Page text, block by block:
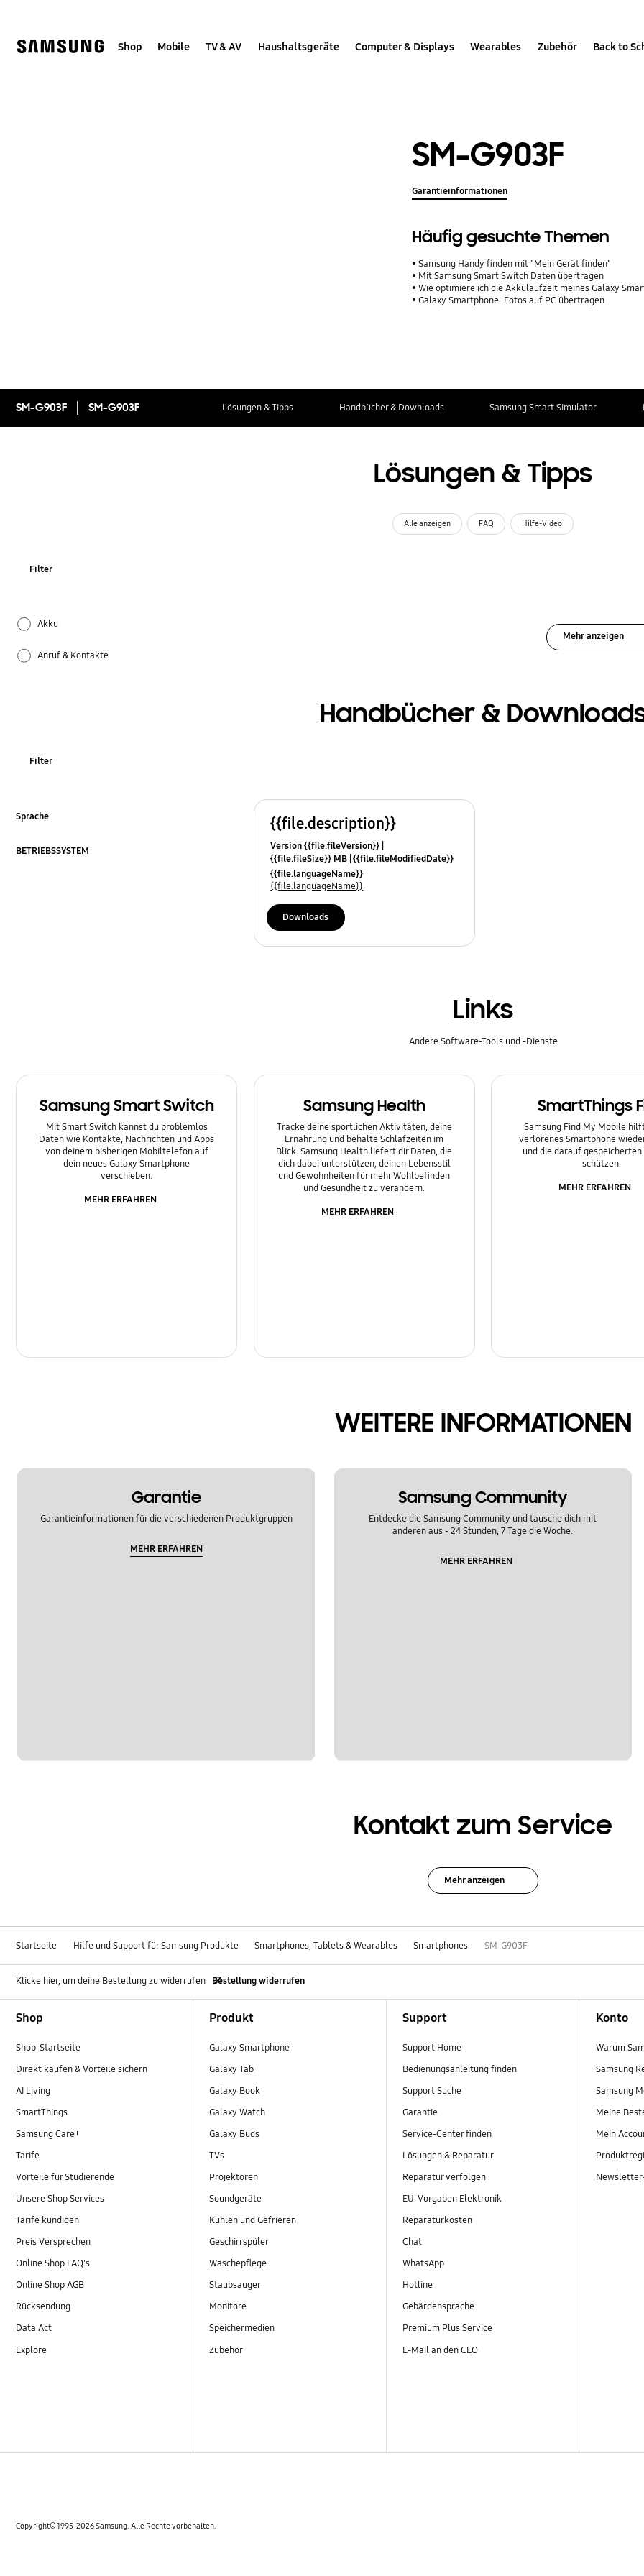
help
Shop Mobile TV & AV Haushaltsgeräte Computer & Displays Wearables Zubehör Back to
SM-G903F
Garantieinformationen
Häufig gesuchte Themen
Samsung Handy finden mit "Mein Gerät finden"
Mit Samsung Smart Switch Daten übertragen
Wie optimiere ich die Akkulaufzeit meines Galaxy
Galaxy Smartphone: Fotos auf PC übertragen
SM-G903F SM-G903F Lösungen & Tipps Handbücher & Downloads Samsung Smart Simulator
Lösungen & Tipps
Alle anzeigen FAQ Hilfe-Video
Filter
Akku
Anruf & Kontakte
Firmware-Update
Galaxy Apps
Sperre
Ton
Mehr anzeigen
Handbücher &
Filter
Sprache
BETRIEBSSYSTEM
{{file.description}}
Version {{file.fileVersion}}
{{file.fileSize}} MB {{file.fileModifiedDate}}
{{file.osNames}}
{{file.languageName}}
{{file.languageName}}
Downloads
Links
Andere Software-Tools und -Dienste
Samsung Smart Switch
Mit Smart Switch kannst du problemlos
Daten wie Kontakte, Nachrichten und Apps
von deinem bisherigen Mobiltelefon auf
dein neues Galaxy Smartphone
verschieben.
MEHR ERFAHREN
Samsung Health
Tracke deine sportlichen Aktivitäten, deine
Ernährung und behalte Schlafzeiten im
Blick. Samsung Health liefert dir Daten, die
dich dabei unterstützen, deinen Lebensstil
und Gewohnheiten für mehr Wohlbefinden
und Gesundheit zu verändern.
MEHR ERFAHREN
SmartThings
Samsung Find My Mobile
verlorenes Smartphone
und die darauf
schützen.
MEHR ERFAHREN
WEITERE INFORMATIONEN
Garantie
Garantieinformationen für die verschiedenen Produktgruppen
MEHR ERFAHREN
Samsung Community
Entdecke die Samsung Community und tausche dich mit
anderen aus - 24 Stunden, 7 Tage die Woche.
MEHR ERFAHREN
Kontakt zum Service
Mehr anzeigen
Startseite Hilfe und Support für Samsung Produkte Smartphones, Tablets & Wearables Smartphones SM-G903F
Klicke hier, um deine Bestellung zu widerrufen Bestellung widerrufen
Shop
Shop-Startseite
Direkt kaufen & Vorteile sichern
AI Living
SmartThings
Samsung Care+
Tarife
Vorteile für Studierende
Unsere Shop Services
Tarife kündigen
Preis Versprechen
Online Shop FAQ's
Online Shop AGB
Rücksendung
Data Act
Explore
Produkt
Galaxy Smartphone
Galaxy Tab
Galaxy Book
Galaxy Watch
Galaxy Buds
TVs
Projektoren
Soundgeräte
Kühlen und Gefrieren
Geschirrspüler
Wäschepflege
Staubsauger
Monitore
Speichermedien
Zubehör
Support
Support Home
Bedienungsanleitung finden
Support Suche
Garantie
Service-Center finden
Lösungen & Reparatur
Reparatur verfolgen
EU-Vorgaben Elektronik
Reparaturkosten
Chat
WhatsApp
Hotline
Gebärdensprache
Premium Plus Service
E-Mail an den CEO
Konto
Warum
Samsung
Samsung
Meine
Mein
Copyright© 1995-2026 Samsung. Alle Rechte vorbehalten.